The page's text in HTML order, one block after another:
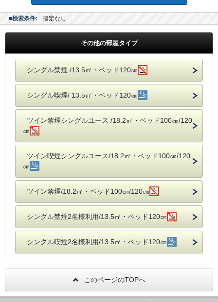
■検索条件: 指定なし
その他の部屋タイプ
シングル禁煙 /13.5㎡・ベッド120㎝
シングル喫煙/ 13.5㎡・ベッド120㎝
ツイン禁煙シングルユース /18.2㎡・ベッド100㎝/120
㎝
ツイン喫煙シングルユース/18.2㎡・ベッド100㎝/120
㎝
ツイン禁煙/18.2㎡・ベッド100㎝/120㎝
シングル禁煙2名様利用/13.5㎡・ベッド120㎝
シングル喫煙2名様利用/13.5㎡・ベッド120㎝
このページのTOPへ